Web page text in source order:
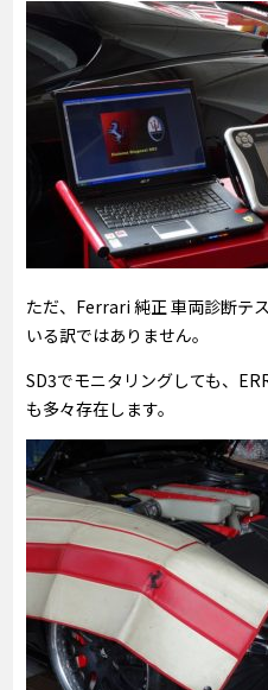
ただ、Ferrari 純正 車両診断テ
いる訳ではありません。
SD3でモニタリングしても、
も多々存在します。